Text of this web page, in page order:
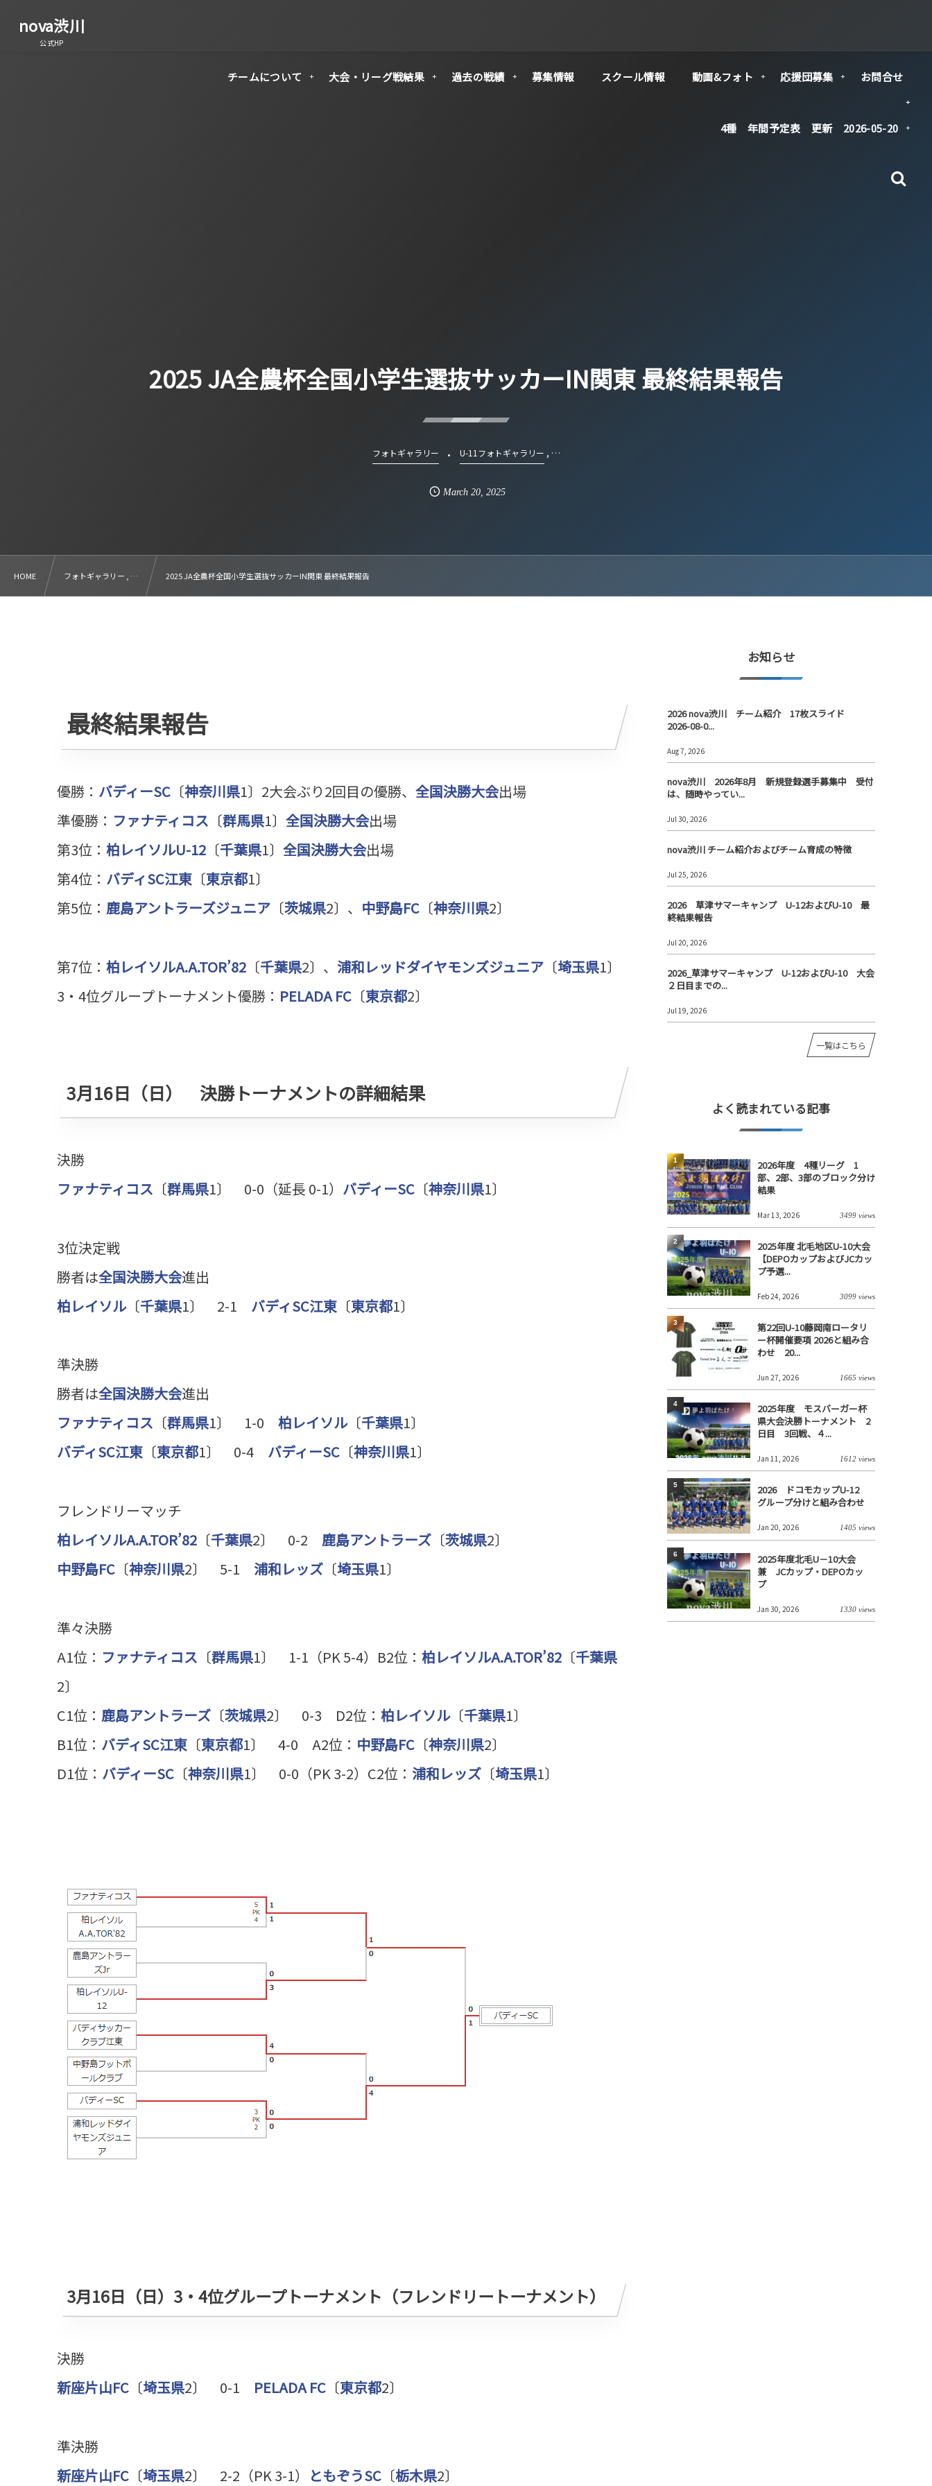
nova渋川
公式HP
チームについて 大会・リーグ戦結果 過去の戦績 募集情報 スクール情報 動画&フォト 応援団募集 お問合せ
4種 年間予定表 更新 2026-05-20
2025 JA全農杯全国小学生選抜サッカーIN関東 最終結果報告
フォトギャラリー U-11フォトギャラリー , …
March 20, 2025
HOME フォトギャラリー , … 2025 JA全農杯全国小学生選抜サッカーIN関東 最終結果報告
最終結果報告
優勝： バディーSC 〔神奈川県1〕2大会ぶり2回目の優勝、 全国決勝大会出場
準優勝： ファナティコス 〔群馬県1〕 全国決勝大会出場
第3位： 柏レイソルU-12 〔千葉県1〕 全国決勝大会出場
第4位： バディSC江東 〔東京都1〕
第5位： 鹿島アントラーズジュニア 〔茨城県2〕、 中野島FC 〔神奈川県2〕
第7位： 柏レイソルA.A.TOR’82 〔千葉県2〕、 浦和レッドダイヤモンズジュニア 〔埼玉県1〕
3・4位グループトーナメント優勝： PELADA FC 〔東京都2〕
3月16日（日） 決勝トーナメントの詳細結果
決勝
ファナティコス 〔群馬県1〕 0-0（延長 0-1） バディーSC 〔神奈川県1〕
3位決定戦
勝者は全国決勝大会進出
柏レイソル〔千葉県1〕 2-1 バディSC江東 〔東京都1〕
準決勝
勝者は全国決勝大会進出
ファナティコス 〔群馬県1〕 1-0 柏レイソル〔千葉県1〕
バディSC江東 〔東京都1〕 0-4 バディーSC 〔神奈川県1〕
フレンドリーマッチ
柏レイソルA.A.TOR’82 〔千葉県2〕 0-2 鹿島アントラーズ 〔茨城県2〕
中野島FC 〔神奈川県2〕 5-1 浦和レッズ 〔埼玉県1〕
準々決勝
A1位： ファナティコス 〔群馬県1〕 1-1（PK 5-4）B2位： 柏レイソルA.A.TOR’82 〔千葉県
2〕
C1位： 鹿島アントラーズ 〔茨城県2〕 0-3 D2位： 柏レイソル〔千葉県1〕
B1位： バディSC江東 〔東京都1〕 4-0 A2位： 中野島FC 〔神奈川県2〕
D1位： バディーSC 〔神奈川県1〕 0-0（PK 3-2）C2位： 浦和レッズ 〔埼玉県1〕
3月16日（日）3・4位グループトーナメント（フレンドリートーナメント）
決勝
新座片山FC 〔埼玉県2〕 0-1 PELADA FC 〔東京都2〕
準決勝
新座片山FC 〔埼玉県2〕 2-2（PK 3-1） ともぞうSC 〔栃木県2〕
お知らせ
2026 nova渋川 チーム紹介 17枚スライド
2026-08-0...
Aug 7, 2026
nova渋川 2026年8月 新規登録選手募集中 受付
は、随時やってい...
Jul 30, 2026
nova渋川 チーム紹介およびチーム育成の特徴
Jul 25, 2026
2026 草津サマーキャンプ U-12およびU-10 最
終結果報告
Jul 20, 2026
2026_草津サマーキャンプ U-12およびU-10 大会
２日目までの...
Jul 19, 2026
一覧はこちら
よく読まれている記事
2026年度 4種リーグ 1
部、2部、3部のブロック分け
結果
Mar 13, 2026 3499 views
1
2025年度 北毛地区U-10大会
【DEPOカップおよびJCカッ
プ予選...
Feb 24, 2026 3099 views
2
第22回U-10藤岡南ロータリ
ー杯開催要項 2026と組み合
わせ 20...
Jun 27, 2026 1665 views
3
2025年度 モスバーガー杯
県大会決勝トーナメント 2
日目 3回戦、４...
Jan 11, 2026 1612 views
4
2026 ドコモカップU-12
グループ分けと組み合わせ
Jan 20, 2026 1405 views
5
2025年度北毛U－10大会
兼 JCカップ・DEPOカッ
プ
Jan 30, 2026 1330 views
6